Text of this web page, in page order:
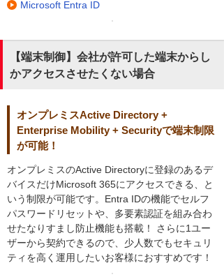
Microsoft Entra ID
【端末制御】会社が許可した端末からし
かアクセスさせたくない場合
オンプレミスActive Directory +
Enterprise Mobility + Securityで端末制限
が可能！
オンプレミスのActive Directoryに登録のあるデ
バイスだけMicrosoft 365にアクセスできる、と
いう制限が可能です。Entra IDの機能でセルフ
パスワードリセットや、多要素認証を組み合わ
せたなりすまし防止機能も搭載！ さらに1ユー
ザーから契約できるので、少人数でもセキュリ
ティを高く運用したいお客様におすすめです！